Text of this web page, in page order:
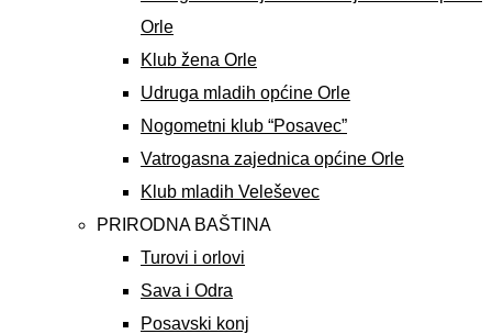
Orle
Klub žena Orle
Udruga mladih općine Orle
Nogometni klub “Posavec”
Vatrogasna zajednica općine Orle
Klub mladih Veleševec
PRIRODNA BAŠTINA
Turovi i orlovi
Sava i Odra
Posavski konj